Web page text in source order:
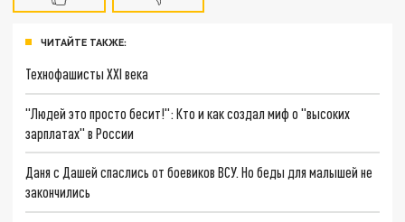
ЧИТАЙТЕ ТАКЖЕ:
Технофашисты XXI века
"Людей это просто бесит!": Кто и как создал миф о "высоких
зарплатах" в России
Даня с Дашей спаслись от боевиков ВСУ. Но беды для малышей не
закончились